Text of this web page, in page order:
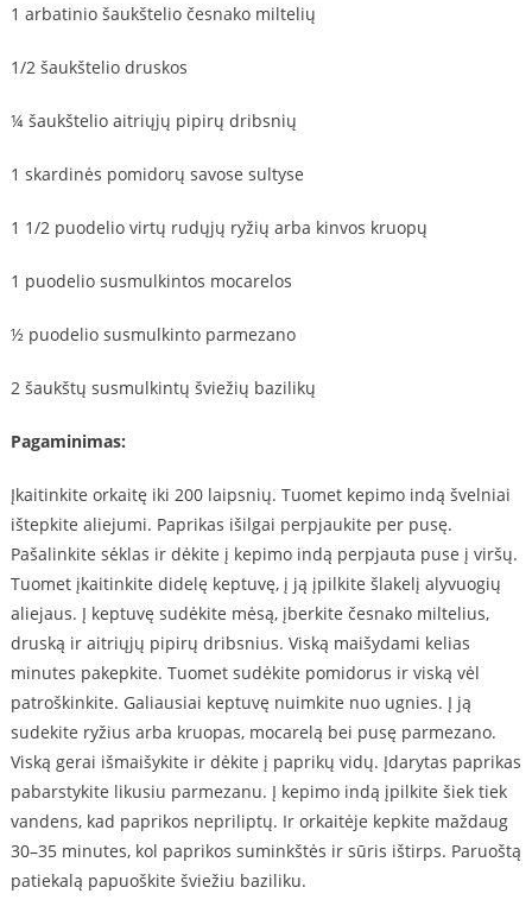
1 arbatinio šaukštelio česnako miltelių
1/2 šaukštelio druskos
¼ šaukštelio aitriųjų pipirų dribsnių
1 skardinės pomidorų savose sultyse
1 1/2 puodelio virtų rudųjų ryžių arba kinvos kruopų
1 puodelio susmulkintos mocarelos
½ puodelio susmulkinto parmezano
2 šaukštų susmulkintų šviežių bazilikų
Pagaminimas:
Įkaitinkite orkaitę iki 200 laipsnių. Tuomet kepimo indą švelniai
ištepkite aliejumi. Paprikas išilgai perpjaukite per pusę.
Pašalinkite sėklas ir dėkite į kepimo indą perpjauta puse į viršų.
Tuomet įkaitinkite didelę keptuvę, į ją įpilkite šlakelį alyvuogių
aliejaus. Į keptuvę sudėkite mėsą, įberkite česnako miltelius,
druską ir aitriųjų pipirų dribsnius. Viską maišydami kelias
minutes pakepkite. Tuomet sudėkite pomidorus ir viską vėl
patroškinkite. Galiausiai keptuvę nuimkite nuo ugnies. Į ją
sudekite ryžius arba kruopas, mocarelą bei pusę parmezano.
Viską gerai išmaišykite ir dėkite į paprikų vidų. Įdarytas paprikas
pabarstykite likusiu parmezanu. Į kepimo indą įpilkite šiek tiek
vandens, kad paprikos nepriliptų. Ir orkaitėje kepkite maždaug
30–35 minutes, kol paprikos suminkštės ir sūris ištirps. Paruoštą
patiekalą papuoškite šviežiu baziliku.